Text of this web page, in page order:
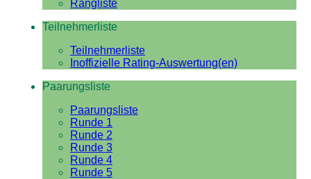
Rangliste
Teilnehmerliste
Teilnehmerliste
Inoffizielle Rating-Auswertung(en)
Paarungsliste
Paarungsliste
Runde 1
Runde 2
Runde 3
Runde 4
Runde 5